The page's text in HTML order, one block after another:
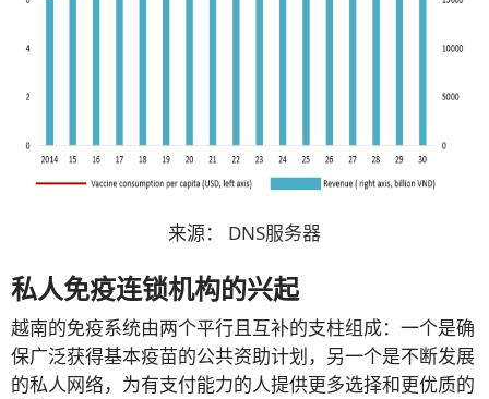
来源： DNS服务器
私人免疫连锁机构的兴起
越南的免疫系统由两个平行且互补的支柱组成：一个是确
保广泛获得基本疫苗的公共资助计划，另一个是不断发展
的私人网络，为有支付能力的人提供更多选择和更优质的